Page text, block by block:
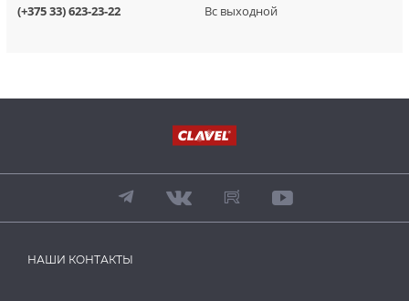
(+375 33) 623-23-22
Вс выходной
НАШИ КОНТАКТЫ